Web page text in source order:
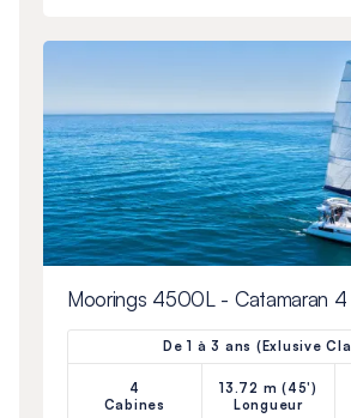
Moorings 4500L - Catamaran 4
De 1 à 3 ans (Exlusive
4
Cabines
13.72 m (45')
Longueur